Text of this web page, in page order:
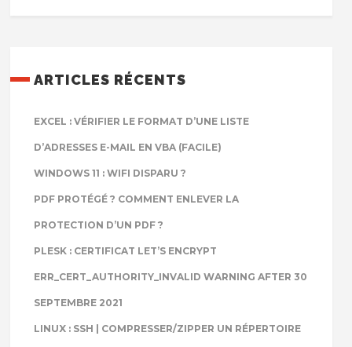
ARTICLES RÉCENTS
EXCEL : VÉRIFIER LE FORMAT D’UNE LISTE
D’ADRESSES E-MAIL EN VBA (FACILE)
WINDOWS 11 : WIFI DISPARU ?
PDF PROTÉGÉ ? COMMENT ENLEVER LA
PROTECTION D’UN PDF ?
PLESK : CERTIFICAT LET’S ENCRYPT
ERR_CERT_AUTHORITY_INVALID WARNING AFTER 30
SEPTEMBRE 2021
LINUX : SSH | COMPRESSER/ZIPPER UN RÉPERTOIRE